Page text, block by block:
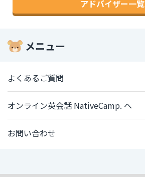
アドバイザー一覧
メニュー
よくあるご質問
オンライン英会話 NativeCamp. へ
お問い合わせ